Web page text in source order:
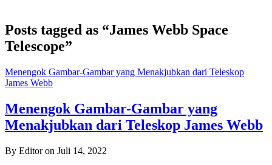
Posts tagged as “James Webb Space
Telescope”
Menengok Gambar-Gambar yang Menakjubkan dari Teleskop
James Webb
Menengok Gambar-Gambar yang
Menakjubkan dari Teleskop James Webb
By Editor on Juli 14, 2022